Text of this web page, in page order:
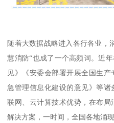
随着大数据战略进入各行各业，
慧消防“也成了一个高频词。近
见》《安委会部署开展全国生
急管理信息化建设的意见》等
联网、云计算技术优势，在布
解决方案，一时间，全国各地涌